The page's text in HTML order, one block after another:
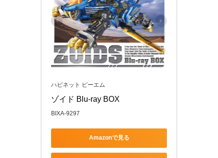
ハピネット ピーエム
ゾイド Blu-ray BOX
BIXA-9297
Amazonで見る